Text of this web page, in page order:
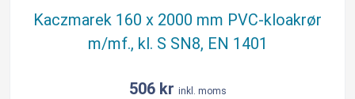
kl.
S
SN8,
13476
Kaczmarek 160 x 2000 mm PVC-kloakrør
m/mf., kl. S SN8, EN 1401
506 kr inkl. moms